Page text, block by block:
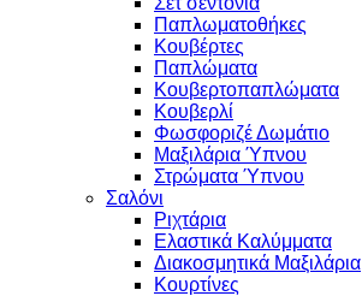
Παπλωματοθήκες
Κουβέρτες
Παπλώματα
Κουβερτοπαπλώματα
Κουβερλί
Φωσφοριζέ Δωμάτιο
Μαξιλάρια Ύπνου
Στρώματα Ύπνου
Σαλόνι
Ριχτάρια
Ελαστικά Καλύμματα
Διακοσμητικά Μαξιλάρια
Κουρτίνες